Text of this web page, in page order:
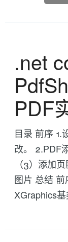
.net
PDF
目录 前序 1.
改。 2.PDF
（3）添加
图片 总结
XGraphics